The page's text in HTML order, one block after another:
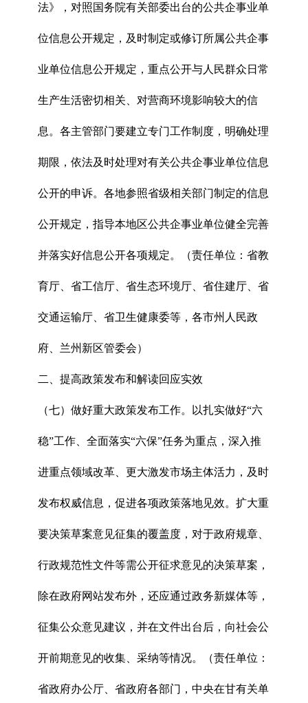
法》，对照国务院有关部委出台的公共企事业单
位信息公开规定，及时制定或修订所属公共企事
业单位信息公开规定，重点公开与人民群众日常
生产生活密切相关、对营商环境影响较大的信
息。各主管部门要建立专门工作制度，明确处理
期限，依法及时处理对有关公共企事业单位信息
公开的申诉。各地参照省级相关部门制定的信息
公开规定，指导本地区公共企事业单位健全完善
并落实好信息公开各项规定。（责任单位：省教
育厅、省工信厅、省生态环境厅、省住建厅、省
交通运输厅、省卫生健康委等，各市州人民政
府、兰州新区管委会）
二、提高政策发布和解读回应实效
（七）做好重大政策发布工作。以扎实做好“六
稳”工作、全面落实“六保”任务为重点，深入推
进重点领域改革、更大激发市场主体活力，及时
发布权威信息，促进各项政策落地见效。扩大重
要决策草案意见征集的覆盖度，对于政府规章、
行政规范性文件等需公开征求意见的决策草案，
除在政府网站发布外，还应通过政务新媒体等，
征集公众意见建议，并在文件出台后，向社会公
开前期意见的收集、采纳等情况。（责任单位：
省政府办公厅、省政府各部门，中央在甘有关单